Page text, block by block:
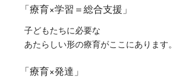
「療育×学習＝総合支援」
子どもたちに必要な
あたらしい形の療育がここにあります。
「療育×発達」